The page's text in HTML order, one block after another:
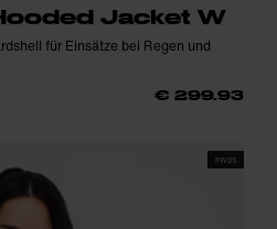
Jacket W
für Einsätze bei Regen und
€ 299.93
FW25